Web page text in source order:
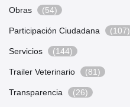
Obras (54)
Participación Ciudadana (107)
Servicios (144)
Trailer Veterinario (81)
Transparencia (26)